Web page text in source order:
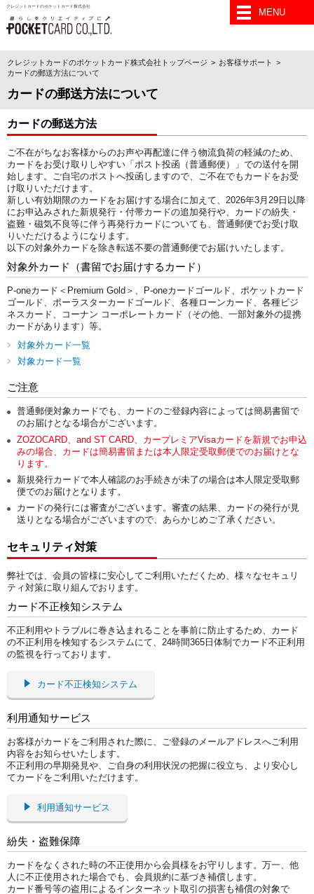
クレジットカードのポケットカード株式会社
MENU
クレジットカードのポケットカード株式会社トップページ
お客様サポート
カードの郵送方法について
カードの郵送方法について
カードの郵送方法
ご不在がちなお客様からのお声や再配達に伴う物流負荷の軽減のため、
カードをお受け取りしやすい「ポスト投函（普通郵便）」での送付を開
始します。ご自宅のポストへ投函しますので、ご不在でもカードをお受
け取りいただけます。
新しい有効期限のカードをお届けする場合に加えて、2026年3月29日以降
にお申込みされた新規発行・付帯カードの追加発行や、カードの紛失・
盗難・磁気不良等に伴う再発行カードについても、普通郵便でお受け取
りいただけるようになります。
以下の対象外カードを除き転送不要の普通郵便でお届けいたします。
対象外カード（書留でお届けするカード）
P‐oneカード＜Premium Gold＞、P-oneカードゴールド、ポケットカード
ゴールド、ポーラスターカードゴールド、各種ローンカード、各種ビジ
ネスカード、コーナン コーポレートカード（その他、一部対象外の提携
カードがあります）等。
対象外カード一覧
対象カード一覧
ご注意
普通郵便対象カードでも、カードのご登録内容によっては簡易書留で
のお届けとなる場合がございます。
ZOZOCARD、and ST CARD、カープレミアVisaカードを新規でお申込
みの場合、カードは簡易書留または本人限定受取郵便でのお届けとな
ります。
新規発行カードで本人確認のお手続きが未了の場合は本人限定受取郵
便でのお届けとなります。
カードの発行には審査がございます。審査の結果、カードの発行が見
送りとなる場合がございますので、あらかじめご了承ください。
セキュリティ対策
弊社では、会員の皆様に安心してご利用いただくため、様々なセキュリ
ティ対策に取り組んでおります。
カード不正検知システム
不正利用やトラブルに巻き込まれることを事前に防止するため、カード
の不正利用を検知するシステムにて、24時間365日体制でカード不正利用
の監視を行っております。
カード不正検知システム
利用通知サービス
お客様がカードをご利用された際に、ご登録のメールアドレスへご利用
内容をお知らせいたします。
不正利用の早期発見や、ご自身の利用状況の把握に役立ち、より安心し
てカードをご利用いただけます。
利用通知サービス
紛失・盗難保障
カードをなくされた時の不正使用から会員様をお守りします。万一、他
人に不正使用された場合でも、会員規約に基づき補償します。
カード番号等の盗用によるインターネット取引の損害も補償の対象で